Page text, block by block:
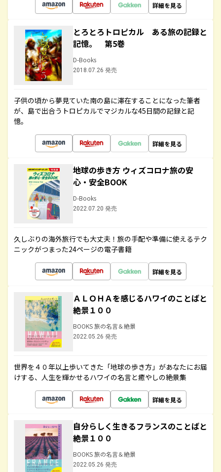
詳細を見る
とろとろトロピカル ある旅の記録と
記憶。 第5巻
D-Books
2018.07.26 発売
子供の頃から夢見ていた南の島に滞在することになった筆者
が、島で出合うトロピカルでマジカルな45日間の記録と記
憶。
詳細を見る
地球の歩き方 ウィズコロナ旅の安
心・安全BOOK
D-Books
2022.07.20 発売
久しぶりの海外旅行でも大丈夫！旅の手配や準備に使えるテク
ニックがつまった24ページの電子書籍
詳細を見る
ＡＬＯＨＡを感じるハワイのことばと
絶景１００
BOOKS 旅の名言＆絶景
2022.05.26 発売
世界を４０年以上歩いてきた「地球の歩き方」があなたにお届
けする、人生を輝かせるハワイの名言と癒やしの絶景集
詳細を見る
自分らしく生きるフランスのことばと
絶景１００
BOOKS 旅の名言＆絶景
2022.05.26 発売